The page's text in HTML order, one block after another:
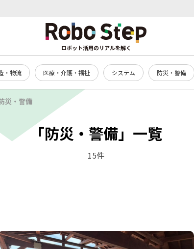
ロボット活用のリアルを解く
・物流 医療・介護・福祉 システム 防災・警備
災・警備
「防災・警備」一覧
15件